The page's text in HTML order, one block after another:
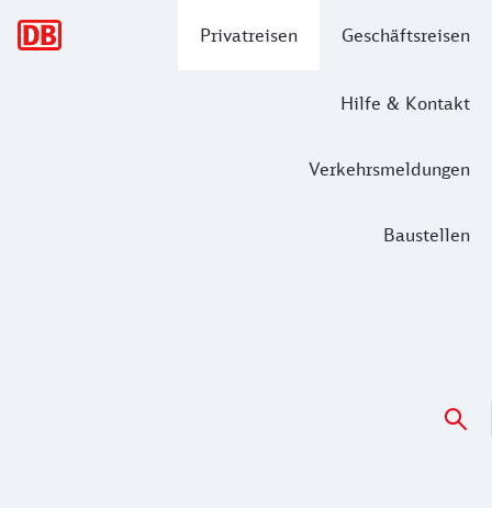
Privatreisen Geschäftsreisen
Hilfe & Kontakt
Verkehrsmeldungen
Baustellen